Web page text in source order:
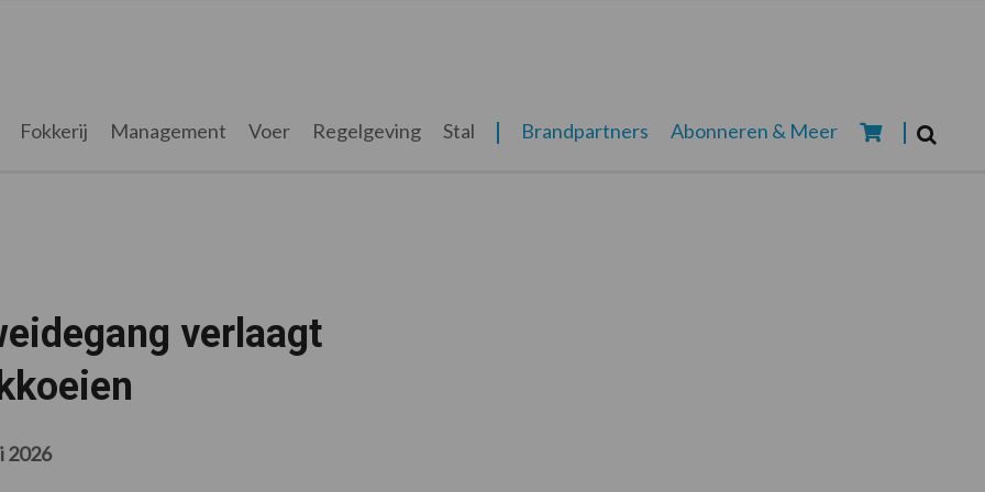
Fokkerij Management Voer Regelgeving Stal Brandpartners Abonneren & Meer
verlaagt
2026